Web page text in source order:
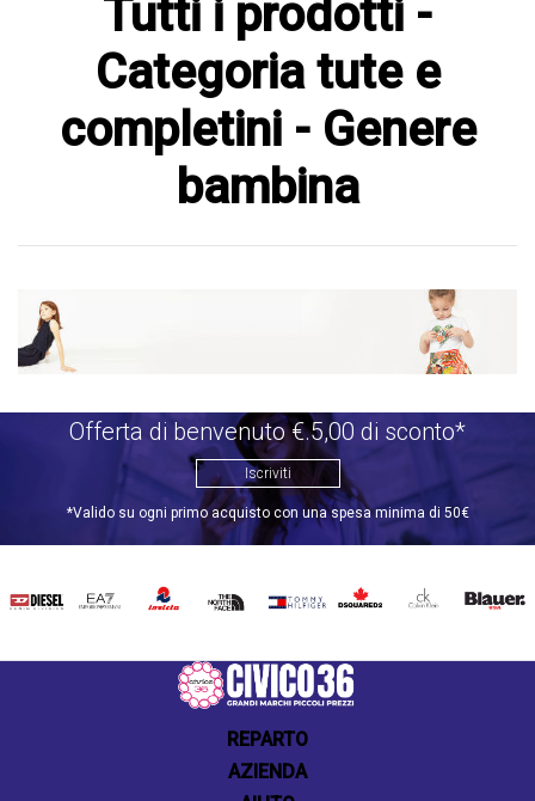
Tutti i prodotti -
Categoria tute e
completini - Genere
bambina
Offerta di benvenuto €.5,00 di sconto*
Iscriviti
*Valido su ogni primo acquisto con una spesa minima di 50€
DIESEL EA7 INVICTATHE
TOMMY
DSQUARED2
CALVIN BLAUER
REPARTO
AZIENDA